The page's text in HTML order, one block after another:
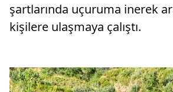
şartlarında uçuruma inerek
kişilere ulaşmaya çalıştı.